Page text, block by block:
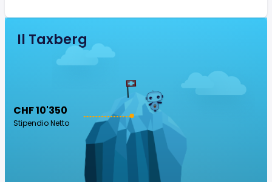
Il Taxberg
CHF 10'350
Stipendio Netto